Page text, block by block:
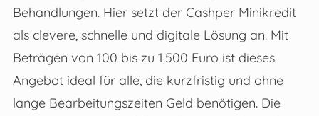
Behandlungen. Hier setzt der Cashper Minikredit
als clevere, schnelle und digitale Lösung an. Mit
Beträgen von 100 bis zu 1.500 Euro ist dieses
Angebot ideal für alle, die kurzfristig und ohne
lange Bearbeitungszeiten Geld benötigen. Die